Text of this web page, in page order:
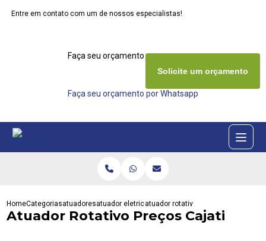
Entre em contato com um de nossos especialistas!
Faça seu orçamento agora mesmo
Faça seu orçamento por Whatsapp
Solicite um orçamento
HomeCategoriasatuadoresatuador eletrico rotativoatuador rotativo precos cajati
Atuador Rotativo Preços Cajati